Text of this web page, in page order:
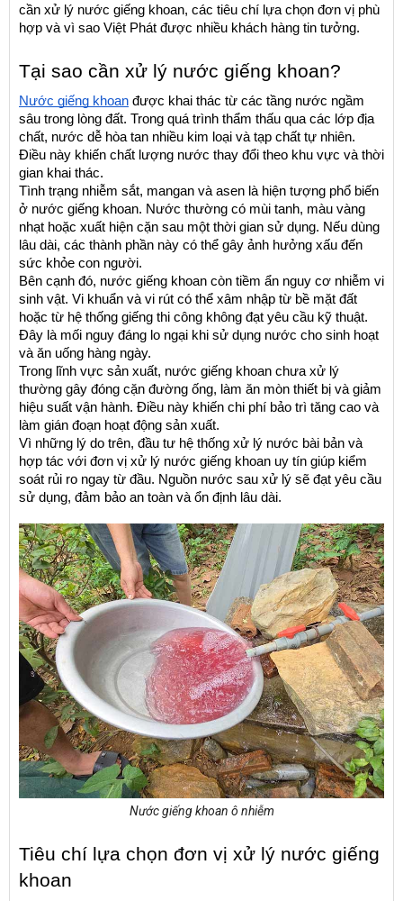
cần xử lý nước giếng khoan, các tiêu chí lựa chọn đơn vị phù
hợp và vì sao Việt Phát được nhiều khách hàng tin tưởng.
Tại sao cần xử lý nước giếng khoan?
Nước giếng khoan được khai thác từ các tầng nước ngầm
sâu trong lòng đất. Trong quá trình thẩm thấu qua các lớp địa
chất, nước dễ hòa tan nhiều kim loại và tạp chất tự nhiên.
Điều này khiến chất lượng nước thay đổi theo khu vực và thời
gian khai thác.
Tình trạng nhiễm sắt, mangan và asen là hiện tượng phổ biến
ở nước giếng khoan. Nước thường có mùi tanh, màu vàng
nhạt hoặc xuất hiện cặn sau một thời gian sử dụng. Nếu dùng
lâu dài, các thành phần này có thể gây ảnh hưởng xấu đến
sức khỏe con người.
Bên cạnh đó, nước giếng khoan còn tiềm ẩn nguy cơ nhiễm vi
sinh vật. Vi khuẩn và vi rút có thể xâm nhập từ bề mặt đất
hoặc từ hệ thống giếng thi công không đạt yêu cầu kỹ thuật.
Đây là mối nguy đáng lo ngại khi sử dụng nước cho sinh hoạt
và ăn uống hàng ngày.
Trong lĩnh vực sản xuất, nước giếng khoan chưa xử lý
thường gây đóng cặn đường ống, làm ăn mòn thiết bị và giảm
hiệu suất vận hành. Điều này khiến chi phí bảo trì tăng cao và
làm gián đoạn hoạt động sản xuất.
Vì những lý do trên, đầu tư hệ thống xử lý nước bài bản và
hợp tác với đơn vị xử lý nước giếng khoan uy tín giúp kiểm
soát rủi ro ngay từ đầu. Nguồn nước sau xử lý sẽ đạt yêu cầu
sử dụng, đảm bảo an toàn và ổn định lâu dài.
Nước giếng khoan ô nhiễm
Tiêu chí lựa chọn đơn vị xử lý nước giếng
khoan